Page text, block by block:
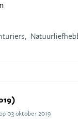
03 oktober 2019